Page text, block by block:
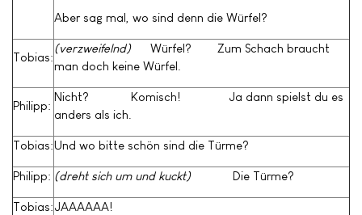
Aber sag mal, wo sind denn die Würfel?
Tobias:
(verzweifelnd)Würfel? Zum Schach braucht
man doch keine Würfel.
Philipp:
Nicht? Komisch! Ja dann spielst du es
anders als ich.
Tobias:Und wo bitte schön sind die Türme?
Philipp: (dreht sich um und kuckt)Die Türme?
Tobias:JAAAAAA!